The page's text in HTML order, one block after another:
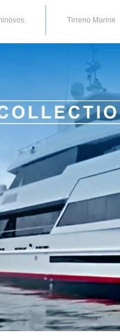
Tirreno Marine